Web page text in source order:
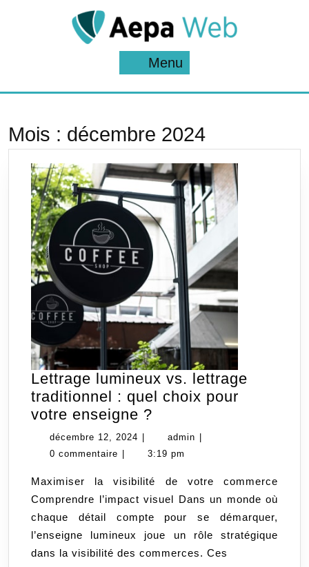
Menu
Mois : décembre 2024
Lettrage lumineux vs. lettrage
traditionnel : quel choix pour
votre enseigne ?
lumineux
vs.
traditionnel
:
quel
choix
pour
décembre 12, 2024 décembre
12,
admin admin
0 commentaire
3:19 pm
Maximiser la visibilité de votre commerce
Comprendre l’impact visuel Dans un monde où
chaque détail compte pour se démarquer,
l’enseigne lumineux joue un rôle stratégique
dans la visibilité des commerces. Ces